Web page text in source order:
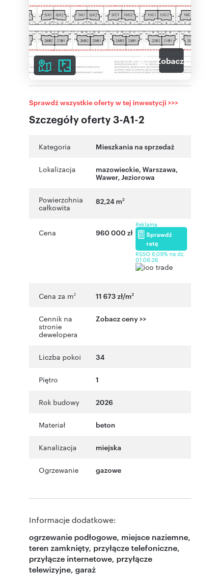
7 Zobacz galerię
Szczegóły oferty 3-A1-2
Sprawdź wszystkie oferty w tej inwestycji >>>
Kategoria Mieszkania na sprzedaż
Lokalizacja mazowieckie, Warszawa,
Wawer, Jeziorowa
Powierzchnia
całkowita
82,24 m2
Cena 960 000 zł
Reklama
Sprawdź
ratę
RSSO 6,09% na dz.
01.06.26
Cena za m2 11 673 zł/m2
Cennik na
stronie
dewelopera
Zobacz ceny >>
Liczba pokoi 34
Piętro 1
Rok budowy 2026
Materiał beton
Kanalizacja miejska
Ogrzewanie gazowe
Informacje dodatkowe:
ogrzewanie podłogowe, miejsce naziemne,
teren zamknięty, przyłącze telefoniczne,
przyłącze internetowe, przyłącze
telewizyjne, garaż